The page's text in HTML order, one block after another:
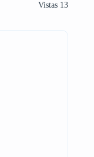
Vistas 13